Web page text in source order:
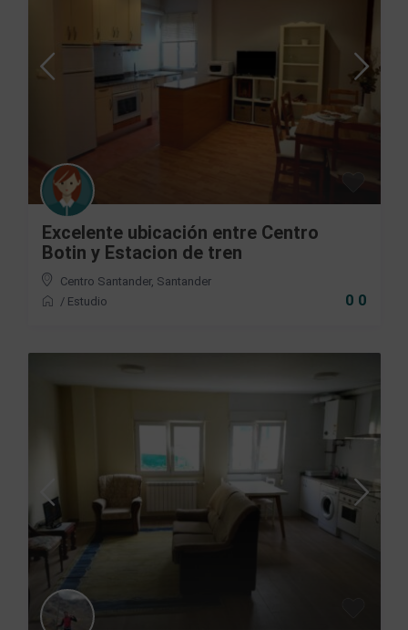
0 0
Excelente ubicación entre Centro
Botin y Estacion de tren
Centro Santander, Santander
/ Estudio